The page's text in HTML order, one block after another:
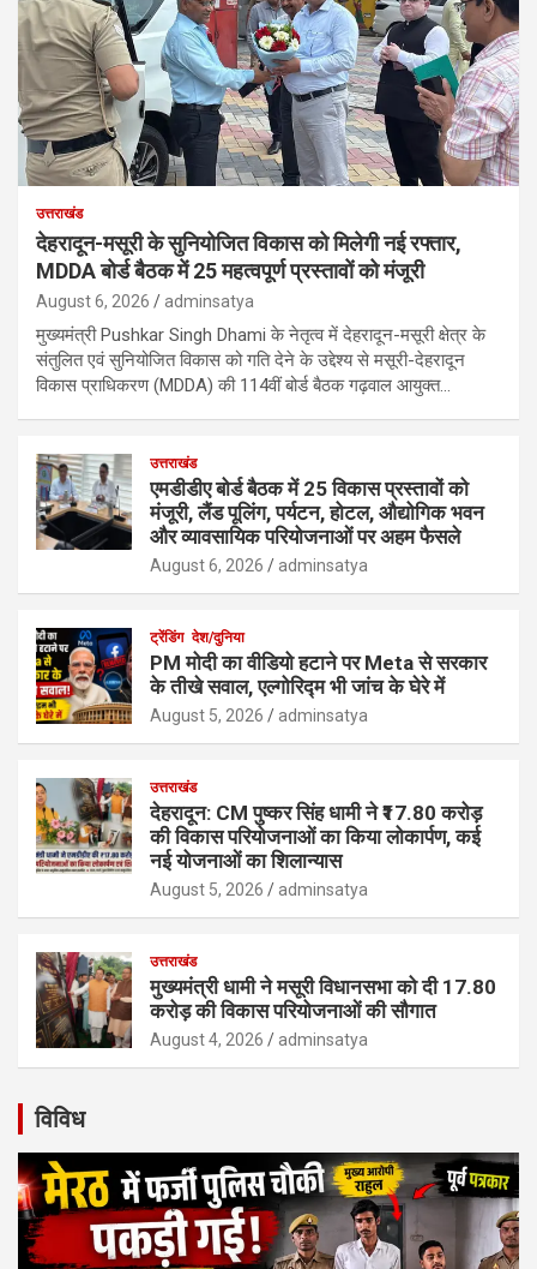
उत्तराखंड
देहरादून-मसूरी के सुनियोजित विकास को मिलेगी नई रफ्तार,
MDDA बोर्ड बैठक में 25 महत्वपूर्ण प्रस्तावों को मंजूरी
August 6, 2026 adminsatya
मुख्यमंत्री Pushkar Singh Dhami के नेतृत्व में देहरादून-मसूरी क्षेत्र के
संतुलित एवं सुनियोजित विकास को गति देने के उद्देश्य से मसूरी-देहरादून
विकास प्राधिकरण (MDDA) की 114वीं बोर्ड बैठक गढ़वाल आयुक्त…
उत्तराखंड
एमडीडीए बोर्ड बैठक में 25 विकास प्रस्तावों को
मंजूरी, लैंड पूलिंग, पर्यटन, होटल, औद्योगिक भवन
और व्यावसायिक परियोजनाओं पर अहम फैसले
August 6, 2026 adminsatya
ट्रेंडिंग देश/दुनिया
PM मोदी का वीडियो हटाने पर Meta से सरकार
के तीखे सवाल, एल्गोरिद्म भी जांच के घेरे में
August 5, 2026 adminsatya
उत्तराखंड
देहरादून: CM पुष्कर सिंह धामी ने ₹17.80 करोड़
की विकास परियोजनाओं का किया लोकार्पण, कई
नई योजनाओं का शिलान्यास
August 5, 2026 adminsatya
उत्तराखंड
मुख्यमंत्री धामी ने मसूरी विधानसभा को दी 17.80
करोड़ की विकास परियोजनाओं की सौगात
August 4, 2026 adminsatya
विविध